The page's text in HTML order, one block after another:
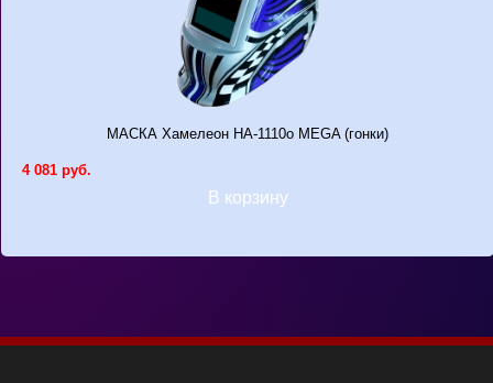
МАСКА Хамелеон НА-1110о MEGA (гонки)
4 081 руб.
В корзину